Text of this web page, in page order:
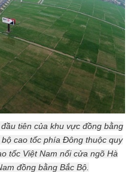
tiên của khu vực đồng bằng
cao tốc phía Đông thuộc quy
tốc Việt Nam nối cửa ngõ Hà
đồng bằng Bắc Bộ.